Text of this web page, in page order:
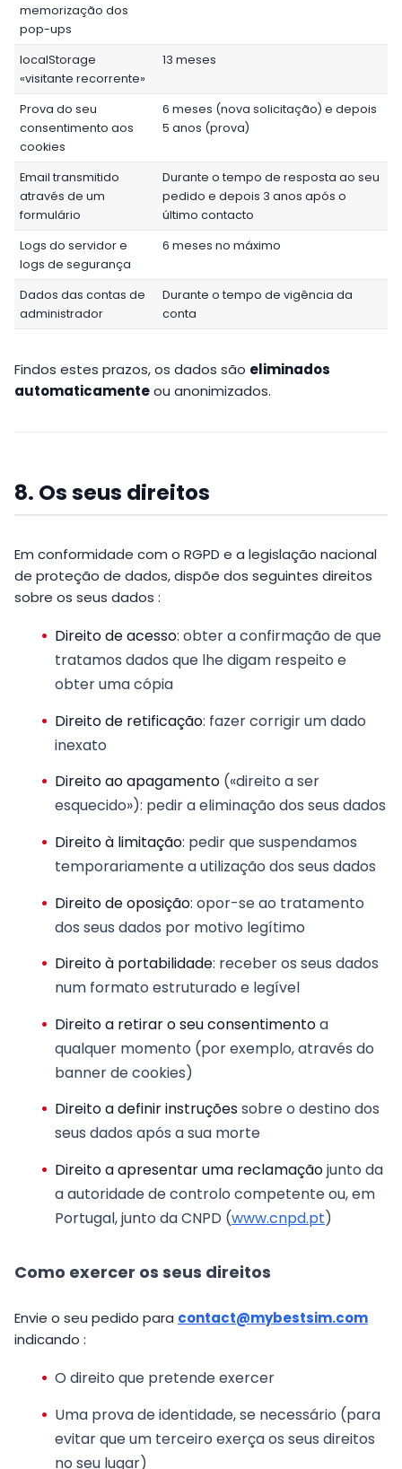
memorização dos
pop-ups
localStorage
«visitante recorrente»
13 meses
Prova do seu
consentimento aos
cookies
6 meses (nova solicitação) e depois
5 anos (prova)
Email transmitido
através de um
formulário
Durante o tempo de resposta ao seu
pedido e depois 3 anos após o
último contacto
Logs do servidor e
logs de segurança
6 meses no máximo
Dados das contas de
administrador
Durante o tempo de vigência da
conta
Findos estes prazos, os dados são eliminados
automaticamenteou anonimizados.
8. Os seus direitos
Em conformidade com o RGPD e a legislação nacional
de proteção de dados, dispõe dos seguintes direitos
sobre os seus dados :
Direito de acesso: obter a confirmação de que
tratamos dados que lhe digam respeito e
obter uma cópia
Direito de retificação: fazer corrigir um dado
inexato
Direito ao apagamento («direito a ser
esquecido»): pedir a eliminação dos seus dados
Direito à limitação: pedir que suspendamos
temporariamente a utilização dos seus dados
Direito de oposição: opor-se ao tratamento
dos seus dados por motivo legítimo
Direito à portabilidade: receber os seus dados
num formato estruturado e legível
Direito a retirar o seu consentimentoa
qualquer momento (por exemplo, através do
banner de cookies)
Direito a definir instruçõessobre o destino dos
seus dados após a sua morte
Direito a apresentar uma reclamaçãojunto da
a autoridade de controlo competente ou, em
Portugal, junto da CNPD (www.cnpd.pt)
Como exercer os seus direitos
Envie o seu pedido para contact@mybestsim.com
indicando :
O direito que pretende exercer
Uma prova de identidade, se necessário (para
evitar que um terceiro exerça os seus direitos
no seu lugar)